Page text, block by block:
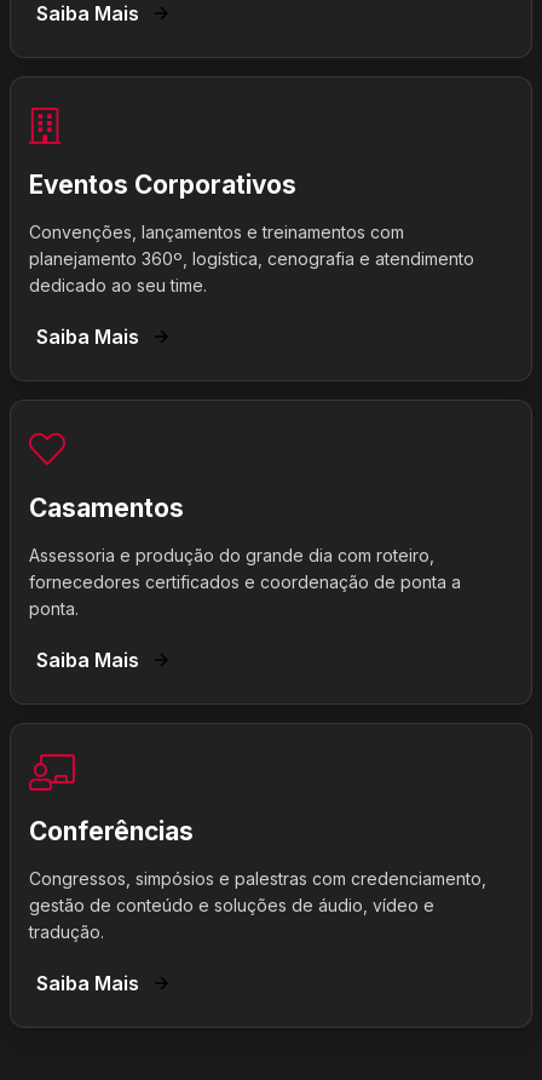
Saiba Mais
Eventos Corporativos
Convenções, lançamentos e treinamentos com
planejamento 360º, logística, cenografia e atendimento
dedicado ao seu time.
Saiba Mais
Casamentos
Assessoria e produção do grande dia com roteiro,
fornecedores certificados e coordenação de ponta a
ponta.
Saiba Mais
Conferências
Congressos, simpósios e palestras com credenciamento,
gestão de conteúdo e soluções de áudio, vídeo e
tradução.
Saiba Mais